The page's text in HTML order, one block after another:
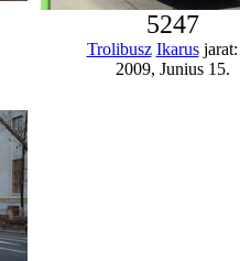
5247
Trolibusz Ikarus
2009, Junius 15.